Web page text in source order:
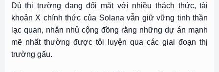
Dù thị trường đang đối mặt với nhiều thách thức, tài
khoản X chính thức của Solana vẫn giữ vững tinh thần
lạc quan, nhắn nhủ cộng đồng rằng những dự án mạnh
mẽ nhất thường được tôi luyện qua các giai đoạn thị
trường gấu.